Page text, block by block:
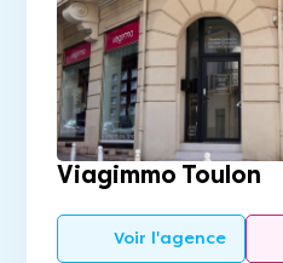
Viagimmo Toulon
Voir l'agence